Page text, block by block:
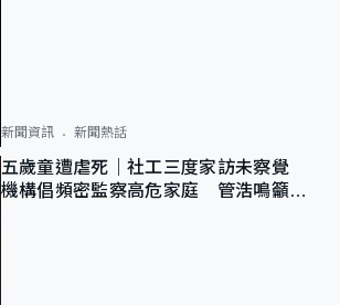
新聞資訊 新聞熱話
五歲童遭虐死｜社工三度家訪未察覺
機構倡頻密監察高危家庭 管浩鳴籲加